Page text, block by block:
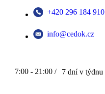
+420 296 184 910
info@cedok.cz
7:00 - 21:00 / 7 dní v týdnu